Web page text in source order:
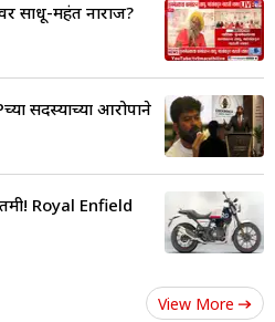
साधू-महंत नाराज?
सदस्याच्या आरोपाने
Royal Enfield
View More